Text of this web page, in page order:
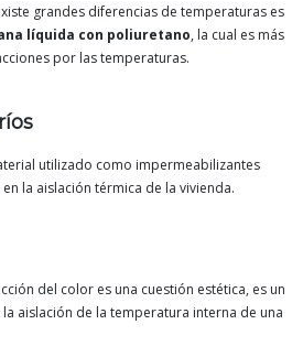
grandes diferencias de temperaturas es
líquida con poliuretano, la cual es más
por las temperaturas.
utilizado como impermeabilizantes
la aislación térmica de la vivienda.
del color es una cuestión estética, es un
aislación de la temperatura interna de una